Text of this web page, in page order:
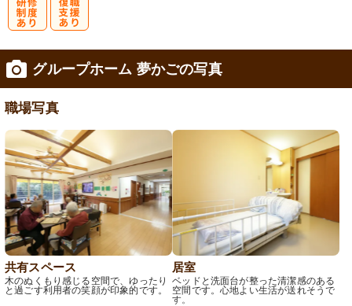
グループホーム 夢かごの写真
職場写真
共有スペース
木のぬくもり感じる空間で、ゆったり
と過ごす利用者の笑顔が印象的です。
居室
ベッドと洗面台が整った清潔感のある
空間です。心地よい生活が送れそうで
す。